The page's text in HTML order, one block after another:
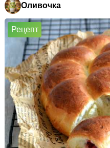
Оливочка
Рецепт